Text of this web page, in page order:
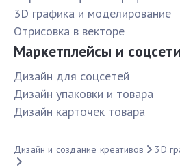
3D графика и моделирование
Отрисовка в векторе
Маркетплейсы и соцсети
Дизайн для соцсетей
Дизайн упаковки и товара
Дизайн карточек товара
Дизайн и создание креативов
3D